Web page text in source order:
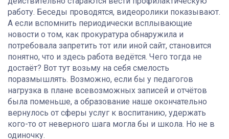
работу. Беседы проводятся, видеоролики показывают.
А если вспомнить периодически всплывающие
новости о том, как прокуратура обнаружила и
потребовала запретить тот или иной сайт, становится
понятно, что и здесь работа ведётся. Чего тогда не
достаёт? Вот тут возьму на себя смелость
поразмышлять. Возможно, если бы у педагогов
нагрузка в плане всевозможных записей и отчётов
была поменьше, а образование наше окончательно
вернулось от сферы услуг к воспитанию, удержать
кого-то от неверного шага могла бы и школа. Но не в
одиночку.